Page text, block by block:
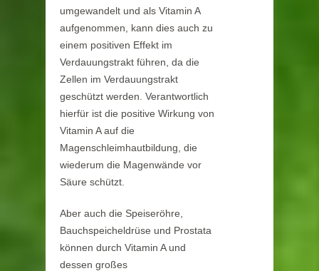
umgewandelt und als Vitamin A
aufgenommen, kann dies auch zu
einem positiven Effekt im
Verdauungstrakt führen, da die
Zellen im Verdauungstrakt
geschützt werden. Verantwortlich
hierfür ist die positive Wirkung von
Vitamin A auf die
Magenschleimhautbildung, die
wiederum die Magenwände vor
Säure schützt.
Aber auch die Speiseröhre,
Bauchspeicheldrüse und Prostata
können durch Vitamin A und
dessen großes